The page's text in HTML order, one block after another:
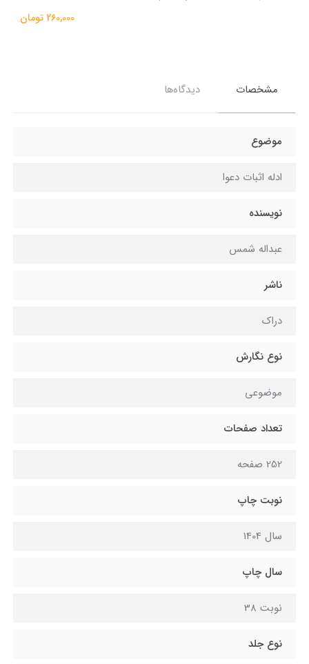
260,000 تومان
مشخصات دیدگاه‌ها
موضوع
ادله اثبات دعوا
نویسنده
عبداله شمس
ناشر
دراک
نوع نگارش
موضوعی
تعداد صفحات
252 صفحه
نوبت چاپ
سال 1404
سال چاپ
نوبت 38
نوع جلد